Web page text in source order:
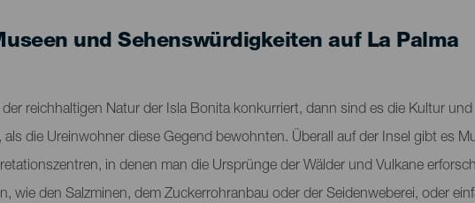
und Sehenswürdigkeiten auf La Palma
reichhaltigen Natur der Isla Bonita konkurriert, dann sind es die Kultur
als die Ureinwohner diese Gegend bewohnten. Überall auf der Insel gibt es
in denen man die Ursprünge der Wälder und Vulkane
wie den Salzminen, dem Zuckerrohranbau oder der Seidenweberei, oder